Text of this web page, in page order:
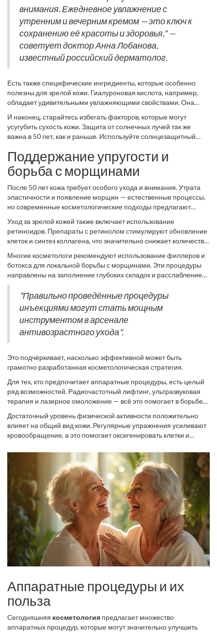
антиоксиданты, которые тоже играют важную роль в
сохранении молодости кожи.
внимания. Ежедневное увлажнение с
утренним и вечерним кремом — это ключ к
сохранению её красоты и здоровья," —
советует доктор Анна Лобанова,
известный российский дерматолог.
Есть также специфические ингредиенты, которые особенно
полезны для зрелой кожи. Гиалуроновая кислота, например,
обладает удивительными увлажняющими свойствами. Она
предотвратить появление новых морщин. Не забывайте
добавлять продукты, богатые витаминами C и E, в ваш уход,
поскольку они поддерживают коллаген и защищают от
повреждений.
И наконец, старайтесь избегать факторов, которые могут
усугубить сухость кожи. Защита от солнечных лучей так же
важна в 50 лет, как и раньше. Используйте солнцезащитный
маски и сыворотки также могут стать отличным дополнением к
вашему распорядку для питания и увлажнения кожи.
Поддержание упругости и
борьба с морщинами
После 50 лет кожа требует особого ухода и внимания. Утрата
эластичности и появление морщин — естественные процессы,
но современные косметологические подходы предлагают
правильное и регулярное использование увлажняющих
средств. Увлажнение помогает улучшить текстуру кожи, делая
её более гладкой и упругой. Старайтесь выбирать кремы и
сыворотки, содержащие гиалуроновую кислоту и коллаген. Эти
компоненты способствуют удержанию влаги в коже, что, в свою
очередь, уменьшает видимость морщин.
Уход за зрелой кожей также включает использование
ретиноидов. Препараты с ретинолом стимулируют обновление
клеток и синтез коллагена, что значительно снижает количество
том, как важно начать их использовать постепенно, чтобы
избежать раздражения. Помимо косметических средств, не
забудьте про массаж лица. Он улучшает циркуляцию крови и
Профессиональный массаж или регулярные домашние сеансы
приносят ощутимые результаты.
Многие косметологи рекомендуют использование филлеров и
ботокса для локальной борьбы с морщинами. Эти процедуры
направлены на заполнение глубоких складок и расслабление
мимических мышц. Как показывает практика, эти методы дают
быстрые результаты, но важно проконсультироваться с
"Allure" в одном из своих исследований отметил:
"Правильно проведённые процедуры
инъекциями могут стать мощным
инструментом в арсенале
антивозрастного ухода".
Это подчёркивает, насколько эффективной может быть
грамотно разработанная косметологическая стратегия.
Для тех, кто предпочитает аппаратные процедуры, есть целый
ряд возможностей. Радиочастотный лифтинг, ультразвуковая
терапия и лазерное омоложение — всё это помогает в борьбе
внутренних процессов регенерации; они активируют выработку
нового коллагена, сокращая морщины и улучшая текстуру кожи.
Вместе с тем, важно не забывать и о полноценном сне, который
— это не только условие хорошего самочувствия, но и залог
Достаточный уровень физической активности положительно
влияет на общий вид кожи. Регулярные упражнения усиливают
кровообращение, а это помогает оксигенировать клетки и
значительную роль. Антиоксиданты, содержащиеся в ягодах,
орехах и зелёных овощах, помогают бороться с вредными
воздействиями свободных радикалов. Питание должно быть
богато витаминами и минералами для поддержания здоровья
кожи.
Аппаратные процедуры и их
польза
Сегодняшняя косметология предлагает множество
аппаратных процедур, которые могут значительно улучшить